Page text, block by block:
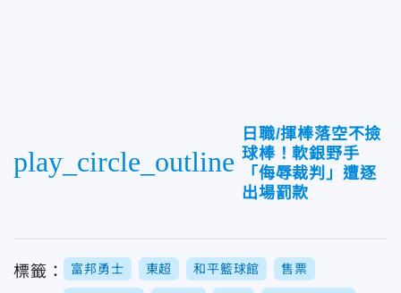
play_circle_outline
日職/揮棒落空不撿
球棒！軟銀野手
「侮辱裁判」遭逐
出場罰款
標籤： 富邦勇士 東超 和平籃球館 售票